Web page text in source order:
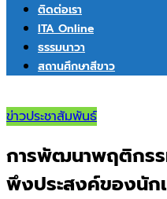
ติดต่อเรา
ITA Online
ธรรมนาวา
สถานศึกษาสีขาว
ข่าวประชาสัมพันธ์
การพัฒนาพฤติกร
พึงประสงค์ของนัก